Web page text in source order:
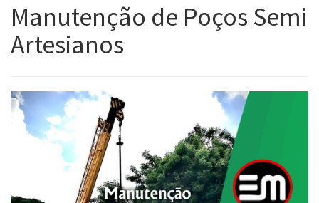
Manutenção de Poços Semi
Artesianos